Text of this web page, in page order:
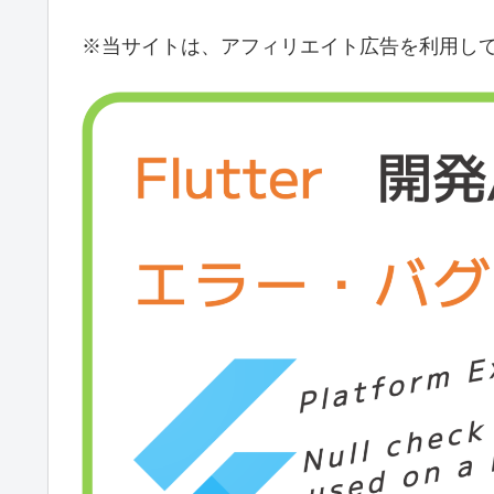
※当サイトは、アフィリエイト広告を利用し